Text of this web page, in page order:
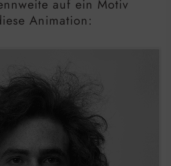
auf ein Motiv
Animation: